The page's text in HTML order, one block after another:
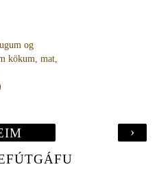
og
kökum, mat,
›